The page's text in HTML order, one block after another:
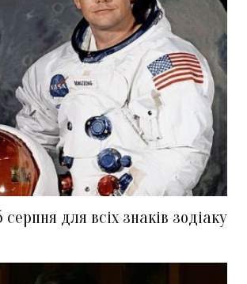
для всіх знаків зодіаку